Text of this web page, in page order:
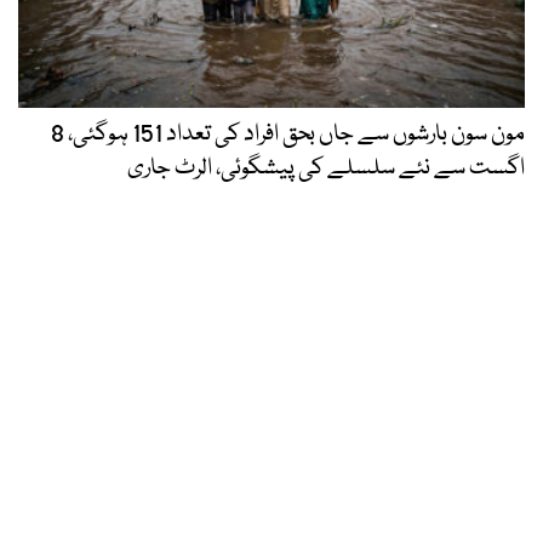
مون سون بارشوں سے جاں بحق افراد کی تعداد 151 ہوگئی، 8
اگست سے نئے سلسلے کی پیشگوئی، الرٹ جاری